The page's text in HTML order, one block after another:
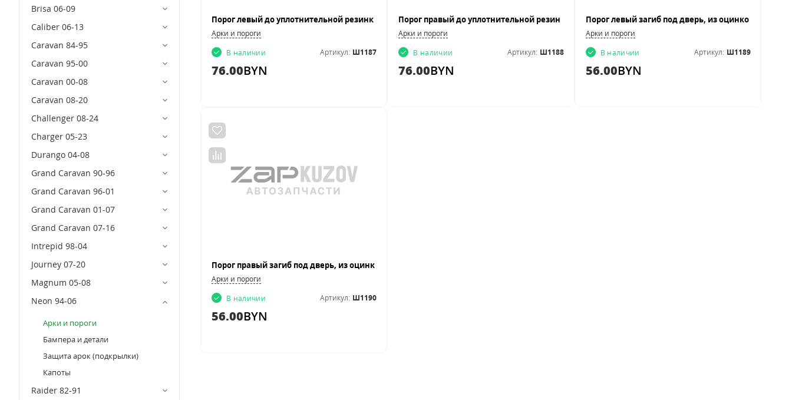
Brisa 06-09
Caliber 06-13
Caravan 84-95
Caravan 95-00
Caravan 00-08
Caravan 08-20
Challenger 08-24
Charger 05-23
Durango 04-08
Grand Caravan 90-96
Grand Caravan 96-01
Grand Caravan 01-07
Grand Caravan 07-16
Intrepid 98-04
Journey 07-20
Magnum 05-08
Neon 94-06
Арки и пороги
Бампера и детали
Защита арок (подкрылки)
Капоты
Raider 82-91
Арки и пороги
В наличии
Артикул: Ш1187
76.00BYN
Арки и пороги
В наличии
Артикул: Ш1188
76.00BYN
Арки и пороги
В наличии
Артикул: Ш1189
56.00BYN
Арки и пороги
В наличии
Артикул: Ш1190
56.00BYN